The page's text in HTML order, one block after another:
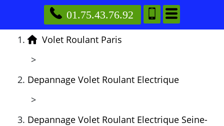
01.75.43.76.92
Volet Roulant Paris
>
Depannage Volet Roulant Electrique
>
Depannage Volet Roulant Electrique Seine-